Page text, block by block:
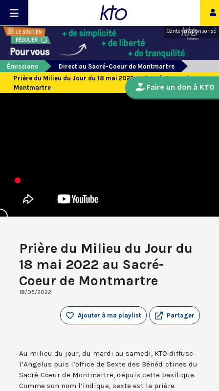
Contenu sponsorisé
Émissions
Direct au Sacré-Coeur de Montmartre
Prière du Milieu du Jour du 18 mai 2022 au Sacré-Coeur de
Montmartre
Prière du Milieu du Jour du
18 mai 2022 au Sacré-
Coeur de Montmartre
18/05/2022
Partager
Ajouter à ma playlist
Au milieu du jour, du mardi au samedi, KTO diffuse
l’Angelus puis l’office de Sexte des Bénédictines du
Sacré-Coeur de Montmartre, depuis cette basilique.
Comme son nom l’indique, sexte est la prière
Faire un don à KTO